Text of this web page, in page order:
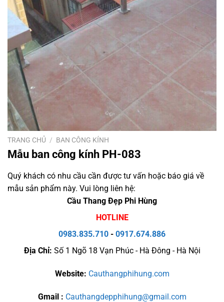
TRANG CHỦ / BAN CÔNG KÍNH
Mẫu ban công kính PH-083
Quý khách có nhu cầu cần được tư vấn hoặc báo giá về
mẫu sản phẩm này. Vui lòng liên hệ:
Cầu Thang Đẹp Phi Hùng
HOTLINE
0983.835.710 - 0917.674.886
Địa Chỉ: Số 1 Ngõ 18 Vạn Phúc - Hà Đông - Hà Nội
Website: Cauthangphihung.com
Gmail : Cauthangdepphihung@gmail.com